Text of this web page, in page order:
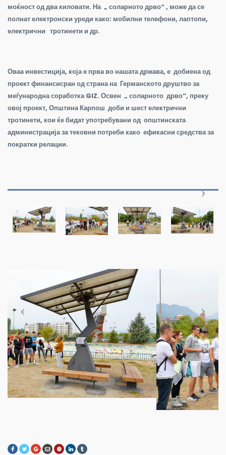
моќност од два киловати. На „ соларното дрво“ , може да се
полнат електронски уреди како: мобилни телефони, лаптопи,
електрични тротинети и др.
Оваа инвестиција, која е прва во нашата држава, е добиена од
проект финансисран од страна на Германското друштво за
меѓународна соработкаGIZ. Освен „ соларното дрво“, преку
овој проект, Општина Карпош доби и шест електрични
тротинети, кои ќе бидат употребувани од општинската
администрација за тековни потреби како ефикасни средства за
пократки релации.